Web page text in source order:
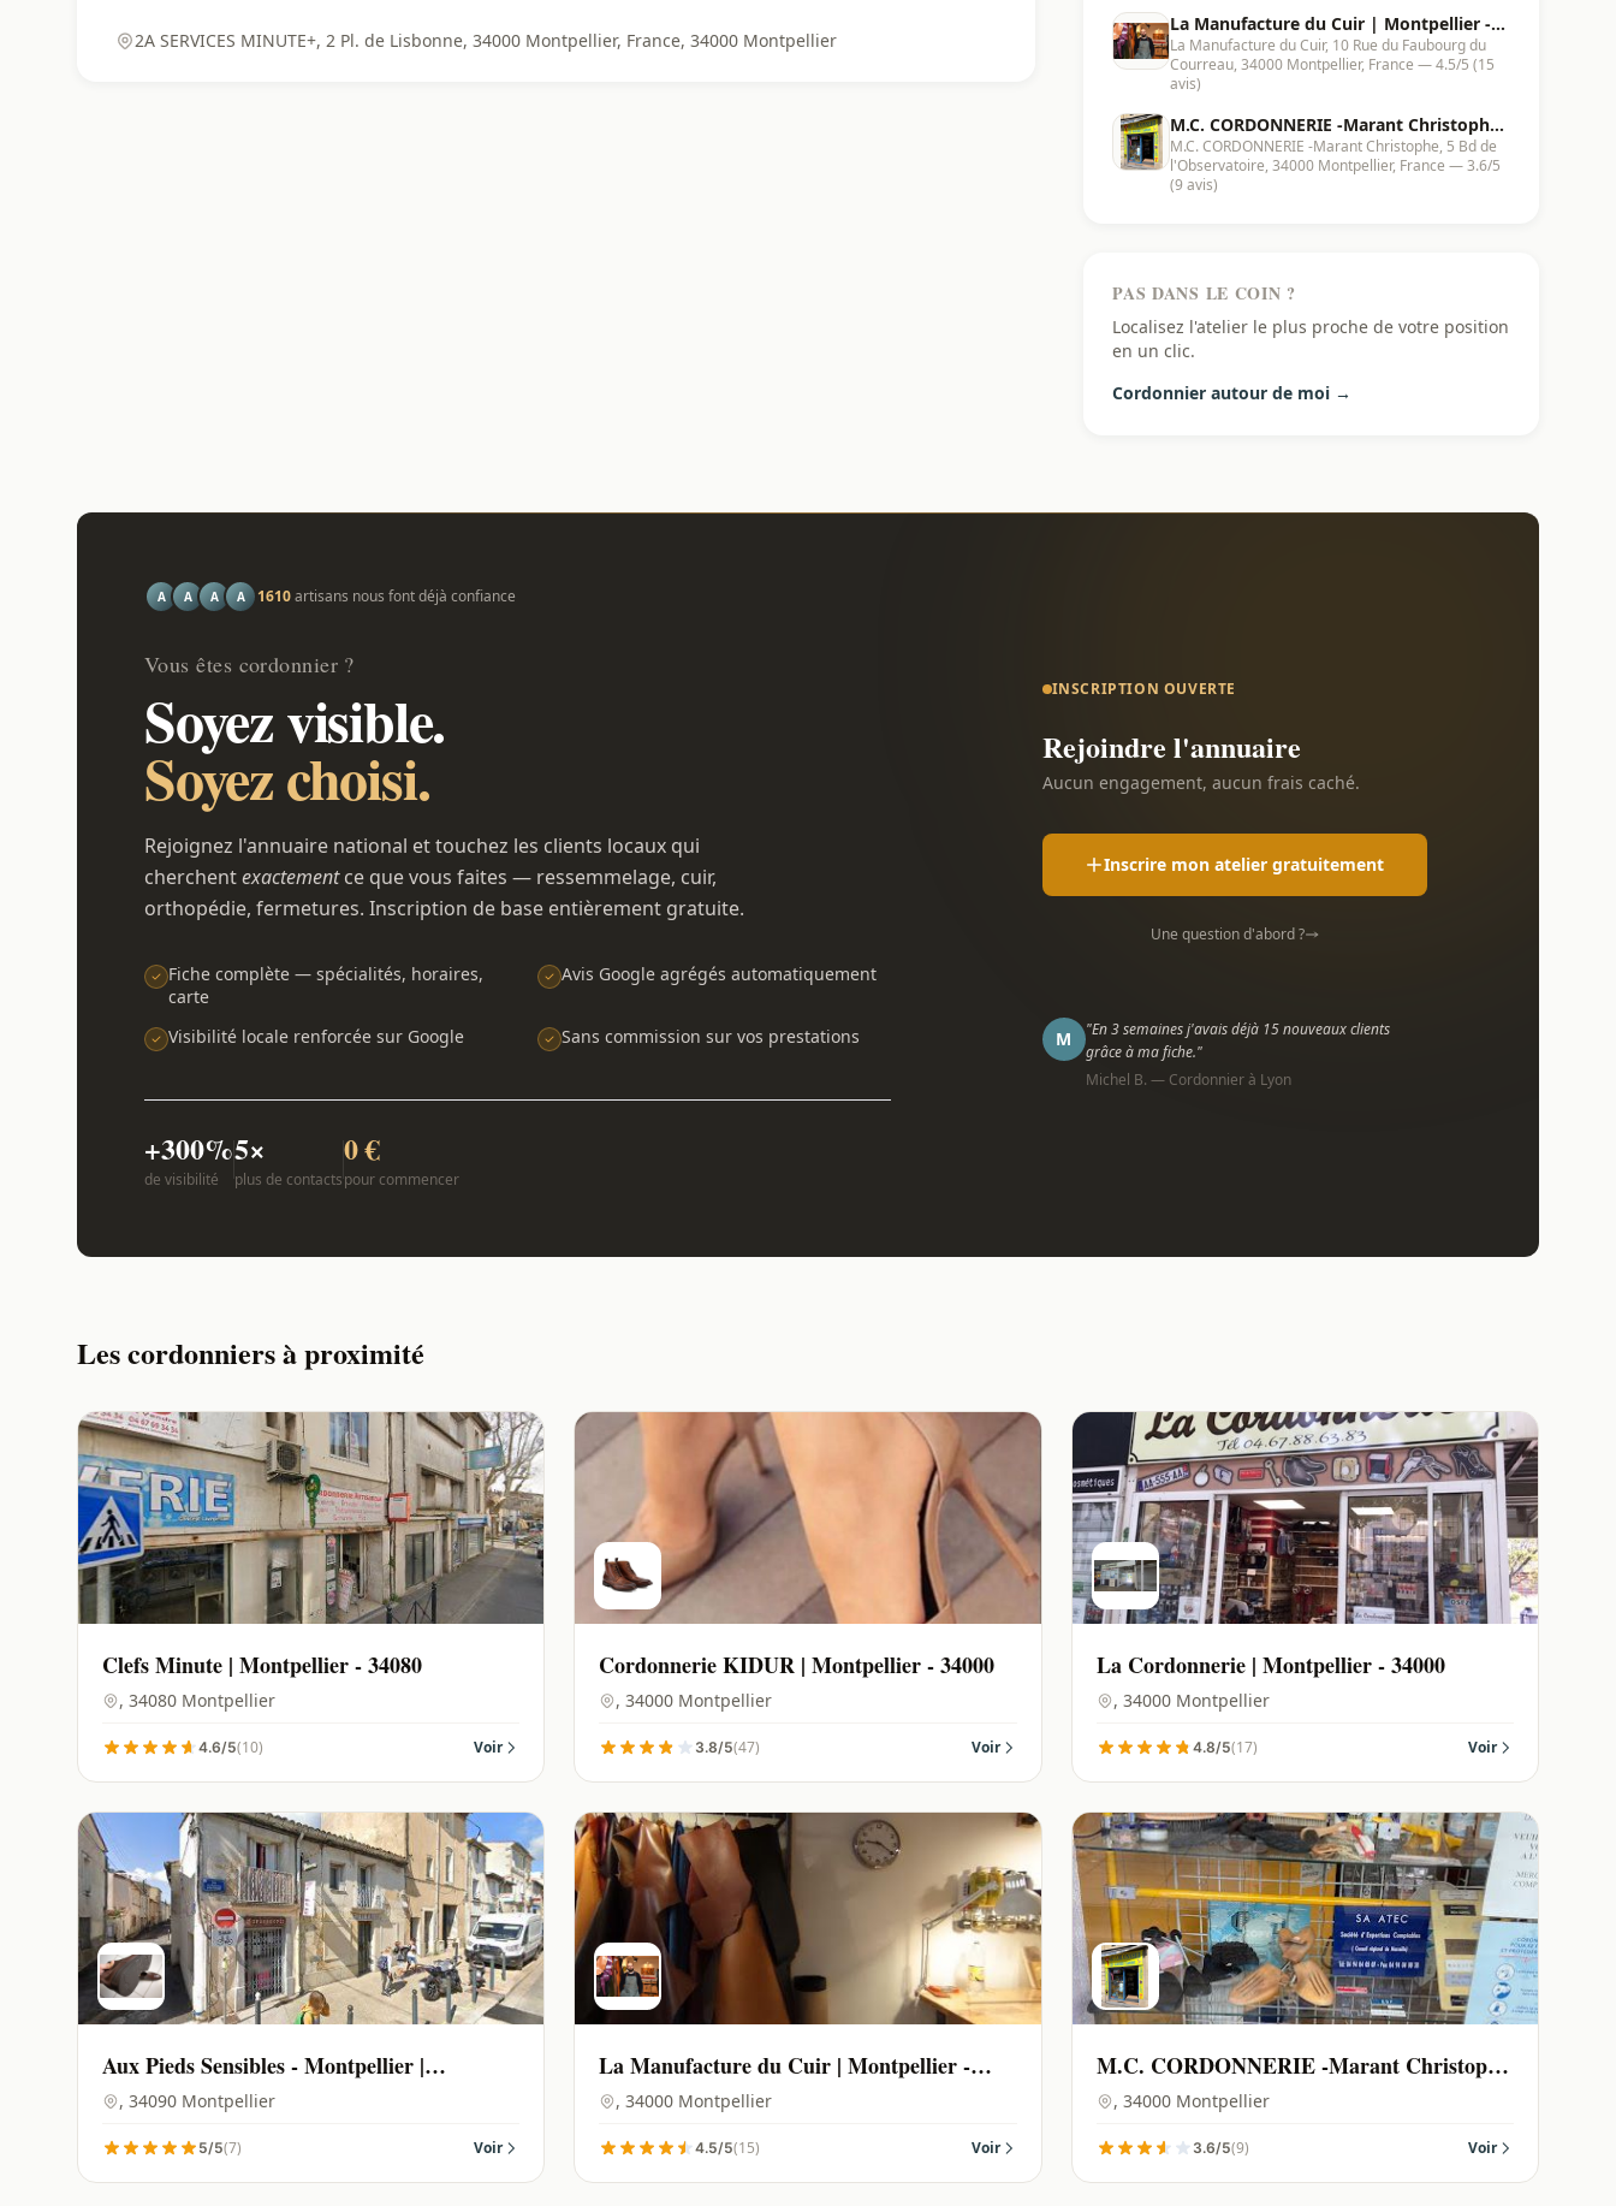
2A SERVICES MINUTE+, 2 Pl. de Lisbonne, 34000 Montpellier, France, 34000 Montpellier
La Manufacture du Cuir | Montpellier -
34000
La Manufacture du Cuir, 10 Rue du Faubourg du
Courreau, 34000 Montpellier, France — 4.5/5 (15
avis)
M.C. CORDONNERIE -Marant Christophe
| Montpellier - 34000
M.C. CORDONNERIE -Marant Christophe, 5 Bd de
l'Observatoire, 34000 Montpellier, France — 3.6/5
(9 avis)
PAS DANS LE COIN ?
Localisez l'atelier le plus proche de votre position
en un clic.
Cordonnier autour de moi →
A A A A 1610artisans nous font déjà confiance
Vous êtes cordonnier ?
Soyez visible.
Soyez choisi.
Rejoignez l'annuaire national et touchez les clients locaux qui
cherchentexactementce que vous faites — ressemmelage, cuir,
orthopédie, fermetures. Inscription de base entièrement gratuite.
Fiche complète — spécialités, horaires,
carte
Avis Google agrégés automatiquement
Visibilité locale renforcée sur Google Sans commission sur vos prestations
+300%
de visibilité
5×
plus de contacts
0 €
pour commencer
INSCRIPTION OUVERTE
Rejoindre l'annuaire
Aucun engagement, aucun frais caché.
Inscrire mon atelier gratuitement
Une question d'abord ?
M
"En 3 semaines j'avais déjà 15 nouveaux clients
grâce à ma fiche."
Michel B. — Cordonnier à Lyon
Les cordonniers à proximité
Clefs Minute | Montpellier - 34080
, 34080 Montpellier
4.6/5(10) Voir
Cordonnerie KIDUR | Montpellier - 34000
, 34000 Montpellier
3.8/5(47) Voir
La Cordonnerie | Montpellier - 34000
, 34000 Montpellier
4.8/5(17) Voir
Aux Pieds Sensibles - Montpellier |
Montpellier - 34090
, 34090 Montpellier
5/5(7) Voir
La Manufacture du Cuir | Montpellier -
34000
, 34000 Montpellier
4.5/5(15) Voir
M.C. CORDONNERIE -Marant Christophe
| Montpellier - 34000
, 34000 Montpellier
3.6/5(9) Voir